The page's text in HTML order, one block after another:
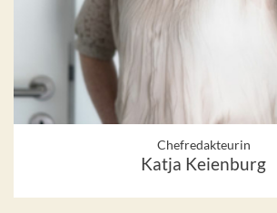
Chefredakteurin
Katja Keienburg